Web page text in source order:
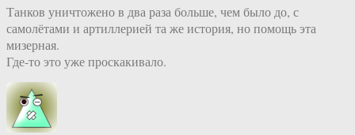
Танков уничтожено в два раза больше, чем было до, с
самолётами и артиллерией та же история, но помощь эта
мизерная.
Где-то это уже проскакивало.